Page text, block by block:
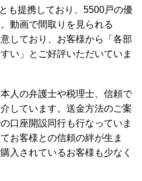
も提携しており、5500戸の優
動画で間取りを見られる
しており、お客様から「各部
い」とご好評いただいていま
人の弁護士や税理士、信頼で
しています。送金方法のご案
口座開設同行も行なっていま
お客様との信頼の絆が生ま
入されているお客様も少なく